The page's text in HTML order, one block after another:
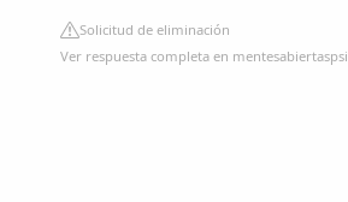
Solicitud de eliminación
Ver respuesta completa en